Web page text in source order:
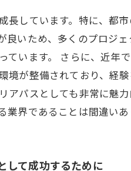
長しています。特に、都
良いため、多くのプロジ
ています。 さらに、近
境が整備されており、経
アパスとしても非常に魅
業界であることは間違い
して成功するために